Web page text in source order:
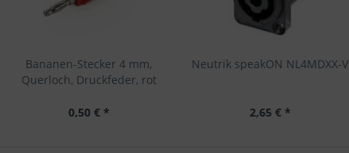
Bananen-Stecker 4 mm,
Querloch, Druckfeder, rot
0,50 € *
Neutrik speakON NL4MDXX-V
2,65 € *